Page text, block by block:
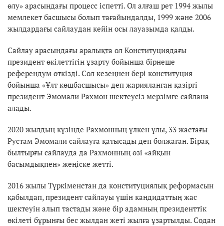
өлу» арасындағы процесс іспетті. Ол алғаш рет 1994 жылы
мемлекет басшысы болып тағайындалды, 1999 және 2006
жылдардағы сайлаудан кейін осы лауазымда қалды.
Сайлау арасындағы аралықта ол Конституциядағы
президент өкілеттігін ұзарту бойынша бірнеше
референдум өткізді. Сол кезеңнен бері конституция
бойынша «Ұлт көшбасшысы» деп жарияланған қазіргі
президент Эмомали Рахмон шектеусіз мерзімге сайлана
алады.
2020 жылдың күзінде Рахмонның үлкен ұлы, 33 жастағы
Рустам Эмомали сайлауға қатысады деп болжаған. Бірақ
былтырғы сайлауда да Рахмонның өзі «айқын
басымдықпен» жеңіске жетті.
2016 жылы Түркіменстан да конституциялық реформасын
қабылдап, президент сайлауы үшін кандидаттың жас
шектеуін алып тастады және бір адамның президенттік
өкілеті бұрынғы бес жылдан жеті жылға ұзартылды. Содан